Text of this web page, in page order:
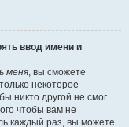
ввод имени и
меня, вы сможете
некоторое
никто другой не смог
чтобы вам не
каждый раз, вы можете